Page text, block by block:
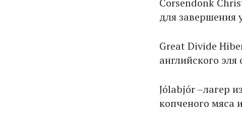
Corsendonk
для завершения
Great Divide
английского
Jólabjór –лагер
копченого мяса